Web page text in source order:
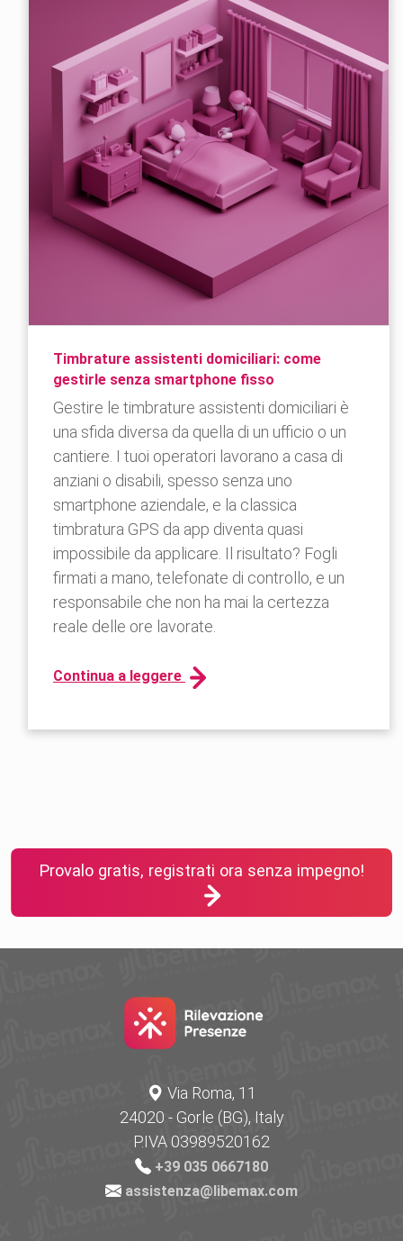
Timbrature assistenti domiciliari: come
gestirle senza smartphone fisso
Gestire le timbrature assistenti domiciliari è
una sfida diversa da quella di un ufficio o un
cantiere. I tuoi operatori lavorano a casa di
anziani o disabili, spesso senza uno
smartphone aziendale, e la classica
timbratura GPS da app diventa quasi
impossibile da applicare. Il risultato? Fogli
firmati a mano, telefonate di controllo, e un
responsabile che non ha mai la certezza
reale delle ore lavorate.
Continua a leggere
Provalo gratis, registrati ora senza impegno!
Via Roma, 11
24020 - Gorle (BG), Italy
P.IVA 03989520162
+39 035 0667180
assistenza@libemax.com